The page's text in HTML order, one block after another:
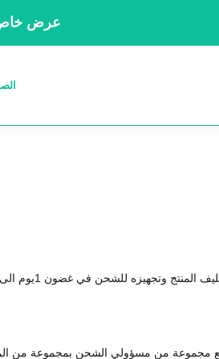
عرض خاص :
وتجهيزه للشحن في غضون 1يوم الى يومين.
من مسؤولي الشحن بمجموعة من المدن